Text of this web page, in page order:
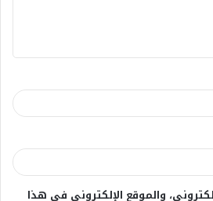
والموقع الإلكتروني في هذا